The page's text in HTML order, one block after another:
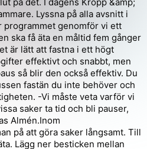
Lyssna på alla avsnitt i
programmet genomför vi ett
ska få äta en måltid fem gånger
är lätt att fastna i ett högt
effektivt och snabbt, men
så blir den också effektiv. Du
fastän du inte behöver och
-Vi måste veta varför vi
saker ta tid och bli pauser,
Almén.Inom
på att göra saker långsamt. Till
Lägg ner besticken mellan